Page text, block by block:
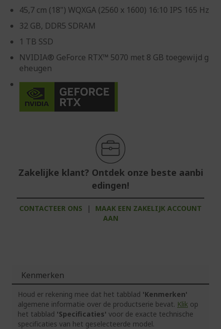
45,7 cm (18") WQXGA (2560 x 1600) 16:10 IPS 165 Hz
32 GB, DDR5 SDRAM
1 TB SSD
NVIDIA® GeForce RTX™ 5070 met 8 GB toegewijd g
eheugen
Zakelijke klant? Ontdek onze beste aanbi
edingen!
CONTACTEER ONS |
MAAK EEN ZAKELIJK ACCOUNT
AAN
Kenmerken
Houd er rekening mee dat het tabblad 'Kenmerken'
algemene informatie over de productserie bevat. Klik op
het tabblad 'Specificaties' voor de exacte technische
specificaties van het geselecteerde model.